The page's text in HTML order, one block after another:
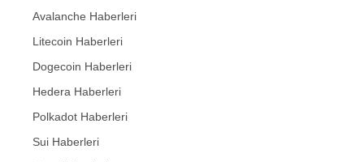
Avalanche Haberleri
Litecoin Haberleri
Dogecoin Haberleri
Hedera Haberleri
Polkadot Haberleri
Sui Haberleri